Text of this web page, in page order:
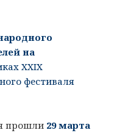
на
XXIX
фестиваля
прошли 29 марта